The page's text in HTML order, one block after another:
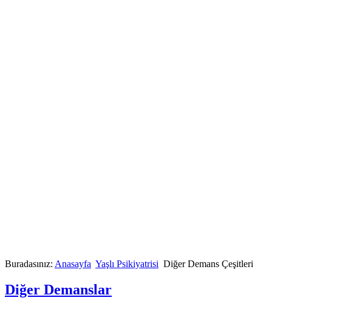
Buradasınız: Anasayfa Yaşlı Psikiyatrisi Diğer Demans Çeşitleri
Diğer Demanslar